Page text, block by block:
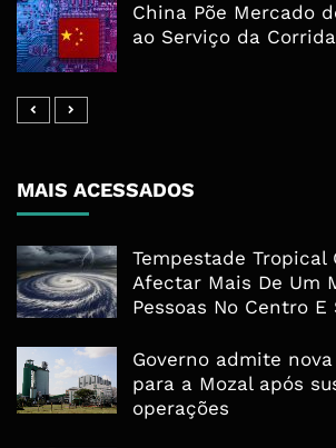
China Põe Mercado
ao Serviço da
MAIS ACESSADOS
Tempestade Tropical
Afectar Mais De Um
Pessoas No Centro E
Governo admite
para a Mozal após
operações